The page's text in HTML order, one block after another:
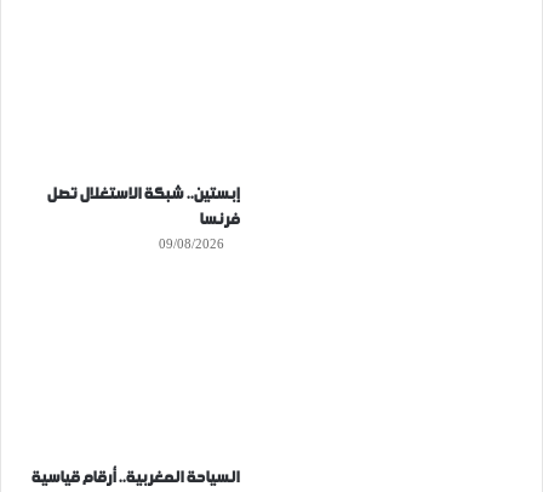
إبستين.. شبكة الاستغلال تصل
فرنسا
09/08/2026
السياحة المغربية.. أرقام قياسية